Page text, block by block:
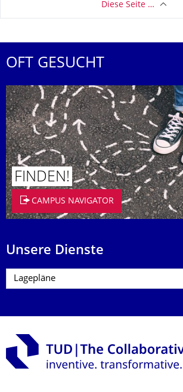
Diese Seite …
OFT GESUCHT
FINDEN!
CAMPUS NAVIGATOR
Unsere Dienste